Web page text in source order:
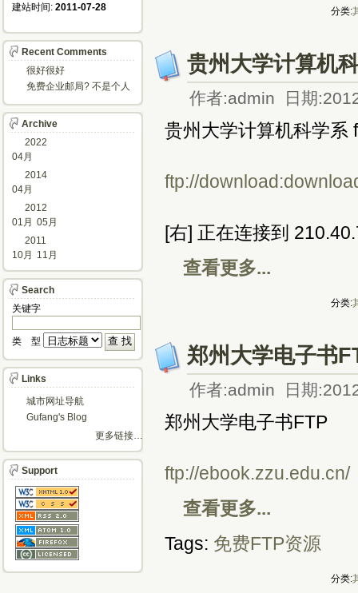
分类:
贵州大学计算机
作者:admin 日期
贵州大学计算机科学系
ftp://
[右] 正在连接到
查看更多...
分类:
郑州大学电子书
作者:admin 日期
郑州大学电子书FTP
ftp://ebook.zzu.edu.cn/
查看更多...
Tags: 免费FTP资源
分类:
建站时间: 2011-07-28
Recent Comments
很好很好
免费企业邮局? 不是个人
Archive
2022
04月
2014
04月
2012
01月 05月
2011
10月
11月
Search
关键字
类 型
Links
城市网址导航
Gufang's Blog
更多链接…
Support